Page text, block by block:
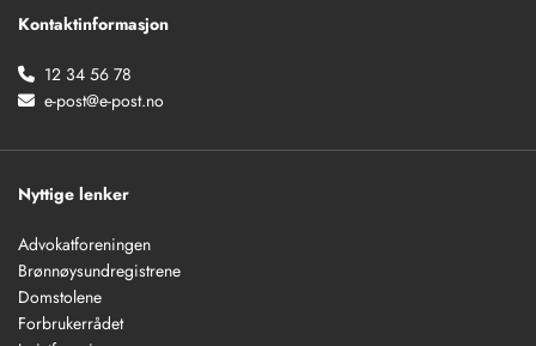
Kontaktinformasjon
 12 34 56 78
 e-post@e-post.no
Nyttige lenker
Advokatforeningen
Brønnøysundregistrene
Domstolene
Forbrukerrådet